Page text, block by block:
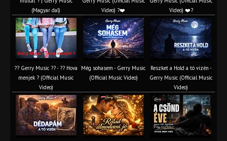
(Magyar dal)
Video) ?❤️
Video) ❤️?
?? Gerry Music ?? - ?? Hova
menjek ? (Official Music
Video)
Még sohasem - Gerry Music
(Official Music Video)
Reszket a Hold a tó vizén -
Gerry Music (Official Music
Video)